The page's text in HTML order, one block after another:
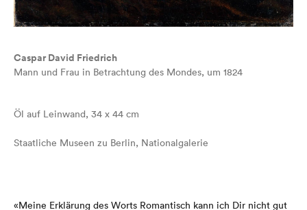
Caspar David Friedrich
Mann und Frau in Betrachtung des Mondes, um 1824
Öl auf Leinwand, 34 x 44 cm
Staatliche Museen zu Berlin, Nationalgalerie
«Meine Erklärung des Worts Romantisch kann ich Dir nicht gut